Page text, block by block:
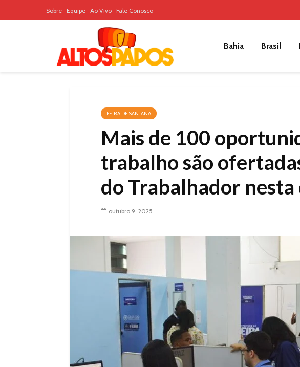
Sobre Equipe Ao Vivo Fale Conosco
Bahia Brasil
FEIRA DE SANTANA
Mais de 100
trabalho são
do Trabalhador
outubro 9, 2025